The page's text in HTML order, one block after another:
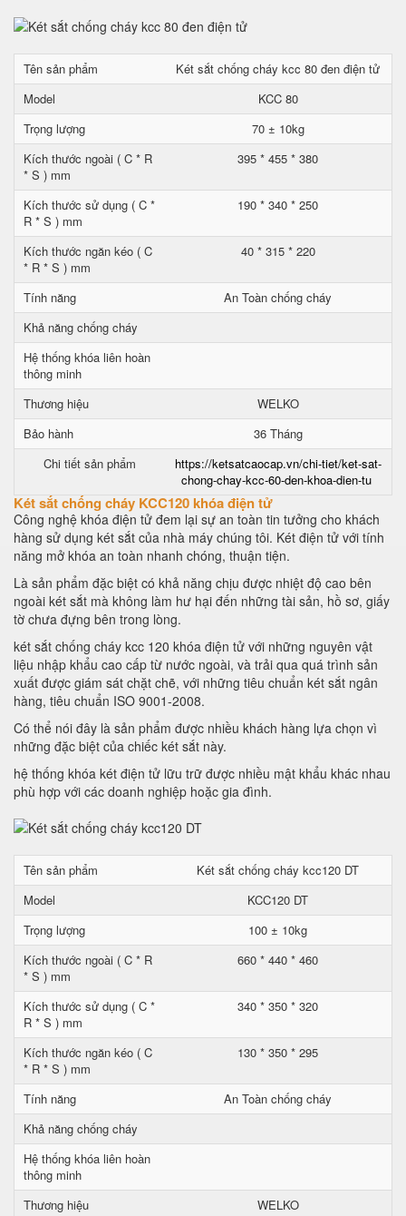
Tên sản phẩm
Két sắt chống cháy kcc 80 đen điện tử
Model
KCC 80
Trọng lượng
70 ± 10kg
Kích thước ngoài ( C * R
* S ) mm
395 * 455 * 380
Kích thước sử dụng ( C *
R * S ) mm
190 * 340 * 250
Kích thước ngăn kéo ( C
* R * S ) mm
40 * 315 * 220
Tính năng
An Toàn chống cháy
Khả năng chống cháy
Hệ thống khóa liên hoàn
thông minh
Thương hiệu
WELKO
Bảo hành
36 Tháng
Chi tiết sản phẩm
https://ketsatcaocap.vn/chi-tiet/ket-sat-
chong-chay-kcc-60-den-khoa-dien-tu
Két sắt chống cháy KCC120 khóa điện tử
Công nghệ khóa điện tử đem lại sự an toàn tin tưởng cho khách
hàng sử dụng két sắt của nhà máy chúng tôi. Két điện tử với tính
năng mở khóa an toàn nhanh chóng, thuận tiện.
Là sản phẩm đặc biệt có khả năng chịu được nhiệt độ cao bên
ngoài két sắt mà không làm hư hại đến những tài sản, hồ sơ, giấy
tờ chưa đựng bên trong lòng.
két sắt chống cháy kcc 120 khóa điện tử với những nguyên vật
liệu nhập khẩu cao cấp từ nước ngoài, và trải qua quá trình sản
xuất được giám sát chặt chẽ, với những tiêu chuẩn két sắt ngân
hàng, tiêu chuẩn ISO 9001-2008.
Có thể nói đây là sản phẩm được nhiều khách hàng lựa chọn vì
những đặc biệt của chiếc két sắt này.
hệ thống khóa két điện tử lữu trữ được nhiều mật khẩu khác nhau
phù hợp với các doanh nghiệp hoặc gia đình.
Tên sản phẩm
Két sắt chống cháy kcc120 DT
Model
KCC120 DT
Trọng lượng
100 ± 10kg
Kích thước ngoài ( C * R
* S ) mm
660 * 440 * 460
Kích thước sử dụng ( C *
R * S ) mm
340 * 350 * 320
Kích thước ngăn kéo ( C
* R * S ) mm
130 * 350 * 295
Tính năng
An Toàn chống cháy
Khả năng chống cháy
Hệ thống khóa liên hoàn
thông minh
Thương hiệu
WELKO